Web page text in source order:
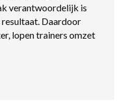
verantwoordelijk is
Daardoor
lopen trainers omzet